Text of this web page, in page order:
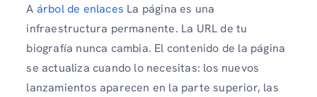
A árbol de enlaces La página es una
infraestructura permanente. La URL de tu
biografía nunca cambia. El contenido de la página
se actualiza cuando lo necesitas: los nuevos
lanzamientos aparecen en la parte superior, las